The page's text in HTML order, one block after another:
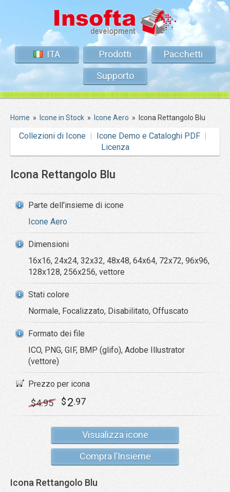
ITA Prodotti
Pacchetti
Supporto
Home » Icone in Stock » Icone Aero » Icona Rettangolo Blu
Collezioni di Icone
Icone Demo e Cataloghi PDF
Licenza
Icona Rettangolo Blu
Parte dell'insieme di icone
Icone Aero
Dimensioni
16x16, 24x24, 32x32, 48x48, 64x64, 72x72, 96x96,
128x128, 256x256, vettore
Stati colore
Normale, Focalizzato, Disabilitato, Offuscato
Formato dei file
ICO, PNG, GIF, BMP (glifo), Adobe Illustrator
(vettore)
Prezzo per icona
$4.95 $2.97
Visualizza icone
Compra l’Insieme
Icona Rettangolo Blu